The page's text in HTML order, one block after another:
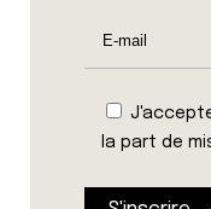
la part de